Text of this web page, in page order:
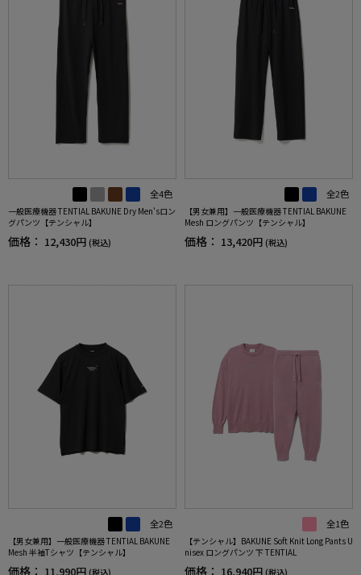
全4色
一般医療機器 TENTIAL BAKUNE Dry Men'sロン
グパンツ【テンシャル】
価格： 12,430円 (税込)
全2色
【男女兼用】一般医療機器 TENTIAL BAKUNE
Mesh ロングパンツ【テンシャル】
価格： 13,420円 (税込)
全2色
【男女兼用】一般医療機器 TENTIAL BAKUNE
Mesh 半袖Tシャツ【テンシャル】
価格： 11,990円 (税込)
全1色
【テンシャル】BAKUNE Soft Knit Long Pants U
nisex ロングパンツ 下 TENTIAL
価格： 16,940円 (税込)